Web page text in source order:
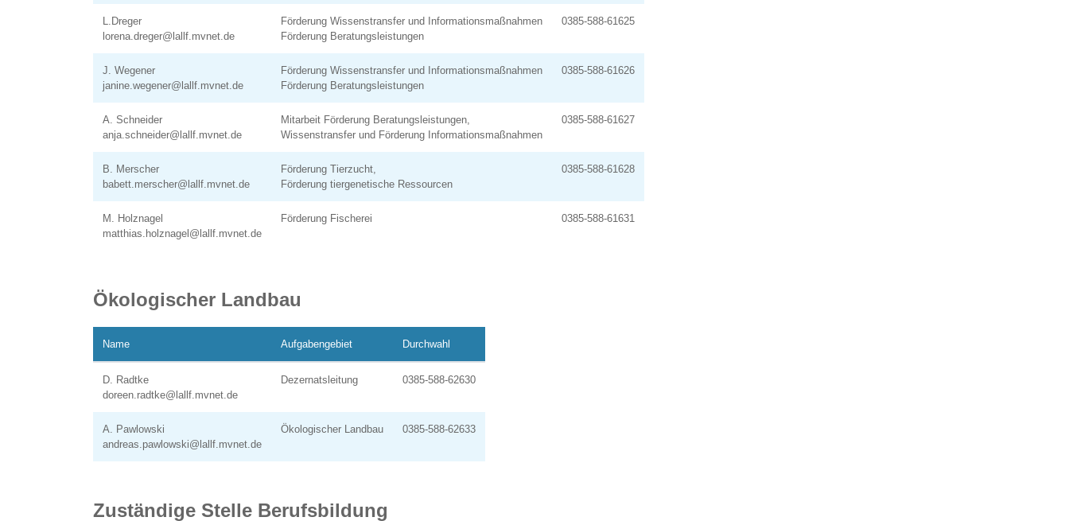
L.Dreger
lorena.dreger@lallf.mvnet.de
Förderung Wissenstransfer und Informationsmaßnahmen
Förderung Beratungsleistungen
0385-588-61625
J. Wegener
janine.wegener@lallf.mvnet.de
Förderung Wissenstransfer und Informationsmaßnahmen
Förderung Beratungsleistungen
0385-588-61626
A. Schneider
anja.schneider@lallf.mvnet.de
Mitarbeit Förderung Beratungsleistungen,
Wissenstransfer und Förderung Informationsmaßnahmen
0385-588-61627
B. Merscher
babett.merscher@lallf.mvnet.de
Förderung Tierzucht,
Förderung tiergenetische Ressourcen
0385-588-61628
M. Holznagel
matthias.holznagel@lallf.mvnet.de
Förderung Fischerei 0385-588-61631
Ökologischer Landbau
Name Aufgabengebiet Durchwahl
D. Radtke
doreen.radtke@lallf.mvnet.de
Dezernatsleitung 0385-588-62630
A. Pawlowski
andreas.pawlowski@lallf.mvnet.de
Ökologischer Landbau 0385-588-62633
Zuständige Stelle Berufsbildung